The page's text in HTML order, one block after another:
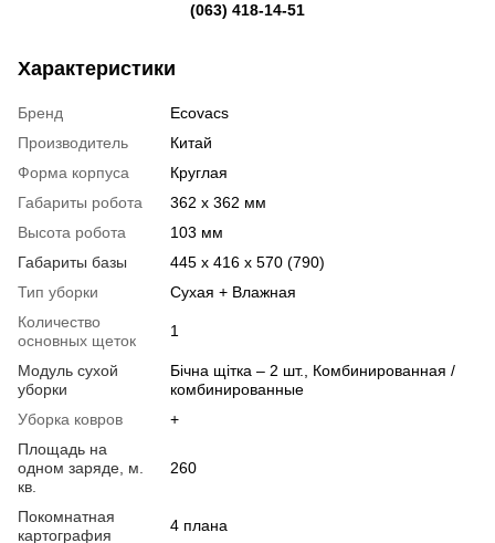
(063) 418-14-51
Характеристики
Бренд
Ecovacs
Производитель
Китай
Форма корпуса
Круглая
Габариты робота
362 х 362 мм
Высота робота
103 мм
Габариты базы
445 х 416 х 570 (790)
Тип уборки
Сухая + Влажная
Количество
основных щеток
1
Модуль сухой
уборки
Бічна щітка – 2 шт., Комбинированная /
комбинированные
Уборка ковров
+
Площадь на
одном заряде, м.
кв.
260
Покомнатная
картография
4 плана